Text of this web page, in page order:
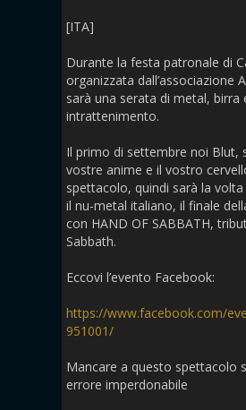
[ITA]
Durante la festa patronale di
organizzata dall’associazione
sarà una serata di metal, birra
intrattenimento.
Il primo di settembre noi Blut,
vostre anime e il vostro
spettacolo, quindi sarà la volta
il nu-metal italiano, il finale
con HAND OF SABBATH,
Sabbath.
Eccovi l’evento Facebook:
https://www.facebook.com/
951001/
Mancare a questo spettacolo
errore imperdonabile